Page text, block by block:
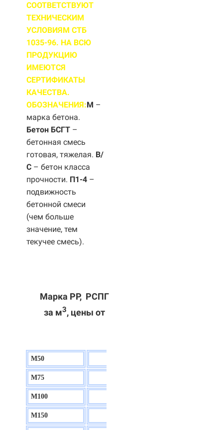
СООТВЕТСТВУЮТ
ТЕХНИЧЕСКИМ
УСЛОВИЯМ СТБ
1035-96. НА ВСЮ
ПРОДУКЦИЮ
ИМЕЮТСЯ
СЕРТИФИКАТЫ
КАЧЕСТВА.
ОБОЗНАЧЕНИЯ:М –
марка бетона.
Бетон БСГТ –
бетонная смесь
готовая, тяжелая. B/
С – бетон класса
прочности. П1-4 –
подвижность
бетонной смеси
(чем больше
значение, тем
текучее смесь).
Марка РР, РСПГ
за м3, цены от
М50
М75
М100
М150